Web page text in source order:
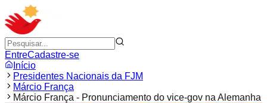
EntreCadastre-se
Início
Presidentes Nacionais da FJM
Márcio França
Márcio França - Pronunciamento do vice-gov na Alemanha